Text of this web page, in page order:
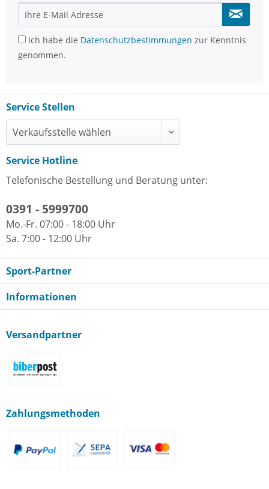
Ich habe die Datenschutzbestimmungen zur Kenntnis
genommen.
Service Stellen
Service Hotline
Telefonische Bestellung und Beratung unter:
0391 - 5999700
Mo.-Fr. 07:00 - 18:00 Uhr
Sa. 7:00 - 12:00 Uhr
Sport-Partner
Informationen
Versandpartner
Zahlungsmethoden